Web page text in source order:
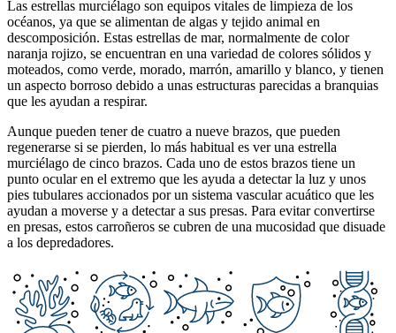
Las estrellas murciélago son equipos vitales de limpieza de los
océanos, ya que se alimentan de algas y tejido animal en
descomposición. Estas estrellas de mar, normalmente de color
naranja rojizo, se encuentran en una variedad de colores sólidos y
moteados, como verde, morado, marrón, amarillo y blanco, y tienen
un aspecto borroso debido a unas estructuras parecidas a branquias
que les ayudan a respirar.
Aunque pueden tener de cuatro a nueve brazos, que pueden
regenerarse si se pierden, lo más habitual es ver una estrella
murciélago de cinco brazos. Cada uno de estos brazos tiene un
punto ocular en el extremo que les ayuda a detectar la luz y unos
pies tubulares accionados por un sistema vascular acuático que les
ayudan a moverse y a detectar a sus presas. Para evitar convertirse
en presas, estos carroñeros se cubren de una mucosidad que disuade
a los depredadores.
This section contains a slider with rotating slides. Use Next and